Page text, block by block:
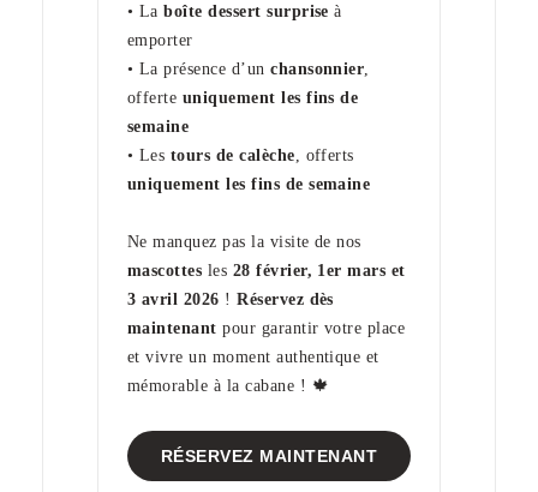
• Laboîte dessert surprise à
emporter
• La présence d’unchansonnier
offerte uniquement les fins de
semaine
• Les tours de calèche , offerts
uniquement les fins de semaine
Ne manquez pas la visite de nos
mascottes les 28 février, 1er mars et
3 avril 2026 !Réservez dès
maintenant pour garantir votre place
et vivre un moment authentique et
mémorable à la cabane ! 🍁
RÉSERVEZ MAINTENANT